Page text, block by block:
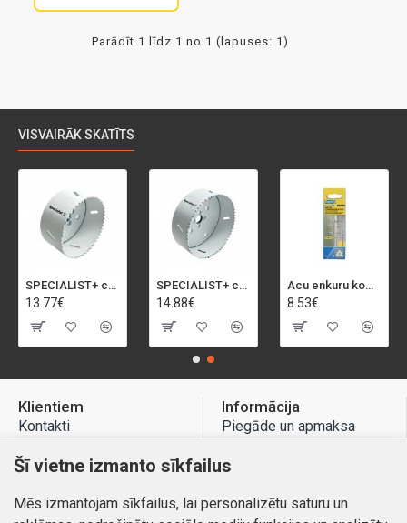
Parādīt 1 līdz 1 no 1 (lapuses: 1)
VISVAIRĀK SKATĪTS
SPECIALIST+ caurumu zāģis BI-METAL, 92 mm
13.77€
SPECIALIST+ caurumu zāģis BI-METAL, 98 mm
14.88€
Acu enkuru komplekts, 3-13 mm, Rapid, 12 gab.
8.53€
Klientiem
Kontakti
Preču atgriešana
Mans profils
Informācija
Piegāde un apmaksa
Atteikuma tiesības
Šī vietne izmanto sīkfailus
Mēs izmantojam sīkfailus, lai personalizētu saturu un